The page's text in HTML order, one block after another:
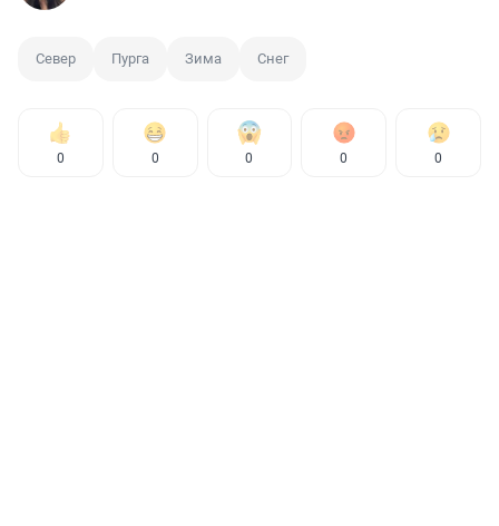
Север Пурга Зима Снег
0 0 0 0 0